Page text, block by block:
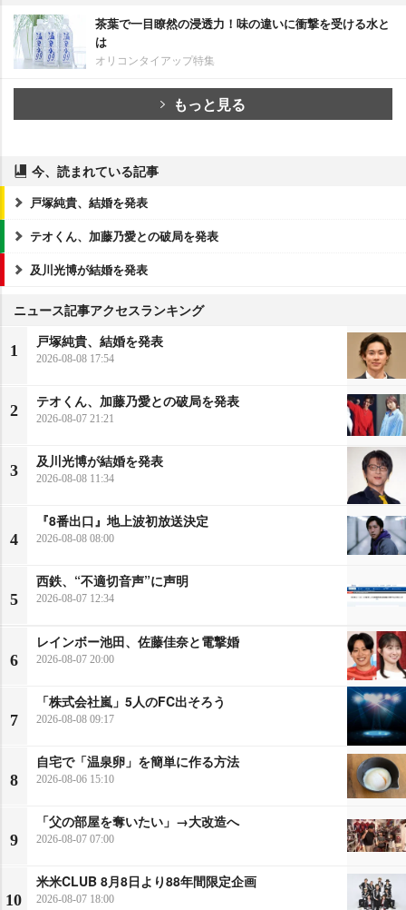
茶葉で一目瞭然の浸透力！味の違いに衝撃を受ける水と
は
オリコンタイアップ特集
もっと見る
今、読まれている記事
戸塚純貴、結婚を発表
テオくん、加藤乃愛との破局を発表
及川光博が結婚を発表
ニュース記事アクセスランキング
1
戸塚純貴、結婚を発表
2026-08-08 17:54
2
テオくん、加藤乃愛との破局を発表
2026-08-07 21:21
3
及川光博が結婚を発表
2026-08-08 11:34
4
『8番出口』地上波初放送決定
2026-08-08 08:00
5
西鉄、“不適切音声”に声明
2026-08-07 12:34
6
レインボー池田、佐藤佳奈と電撃婚
2026-08-07 20:00
7
「株式会社嵐」5人のFC出そろう
2026-08-08 09:17
8
自宅で「温泉卵」を簡単に作る方法
2026-08-06 15:10
9
「父の部屋を奪いたい」→大改造へ
2026-08-07 07:00
10
米米CLUB 8月8日より88年間限定企画
2026-08-07 18:00